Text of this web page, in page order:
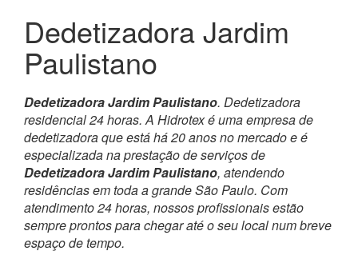
Dedetizadora Jardim
Paulistano
Dedetizadora Jardim Paulistano. Dedetizadora
residencial 24 horas. A Hidrotex é uma empresa de
dedetizadora que está há 20 anos no mercado e é
especializada na prestação de serviços de
Dedetizadora Jardim Paulistano, atendendo
residências em toda a grande São Paulo. Com
atendimento 24 horas, nossos profissionais estão
sempre prontos para chegar até o seu local num breve
espaço de tempo.